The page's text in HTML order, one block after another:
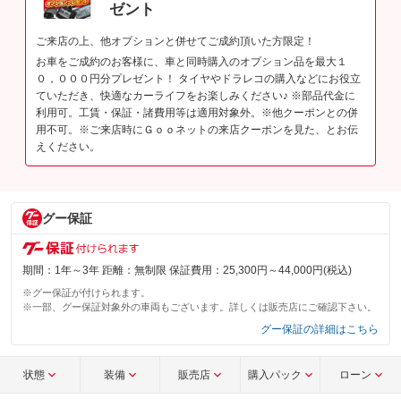
ゼント
ご来店の上、他オプションと併せてご成約頂いた方限定！
お車をご成約のお客様に、車と同時購入のオプション品を最大１
０，０００円分プレゼント！ タイヤやドラレコの購入などにお役立
ていただき、快適なカーライフをお楽しみください♪ ※部品代金に
利用可。工賃・保証・諸費用等は適用対象外。※他クーポンとの併
用不可。※ご来店時にＧｏｏネットの来店クーポンを見た、とお伝
えください。
グー保証
期間：1年～3年 距離：無制限 保証費用：25,300円～44,000円(税込)
※グー保証が付けられます。
※一部、グー保証対象外の車両もございます。詳しくは販売店にご確認下さい。
グー保証の詳細はこちら
状態 装備 販売店 購入パック ローン